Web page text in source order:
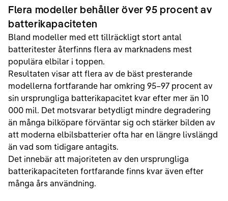
Flera modeller behåller över 95 procent av
batterikapaciteten
Bland modeller med ett tillräckligt stort antal
batteritester återfinns flera av marknadens mest
populära elbilar i toppen.
Resultaten visar att flera av de bäst presterande
modellerna fortfarande har omkring 95–97 procent av
sin ursprungliga batterikapacitet kvar efter mer än 10
000 mil. Det motsvarar betydligt mindre degradering
än många bilköpare förväntar sig och stärker bilden av
att moderna elbilsbatterier ofta har en längre livslängd
än vad som tidigare antagits.
Det innebär att majoriteten av den ursprungliga
batterikapaciteten fortfarande finns kvar även efter
många års användning.